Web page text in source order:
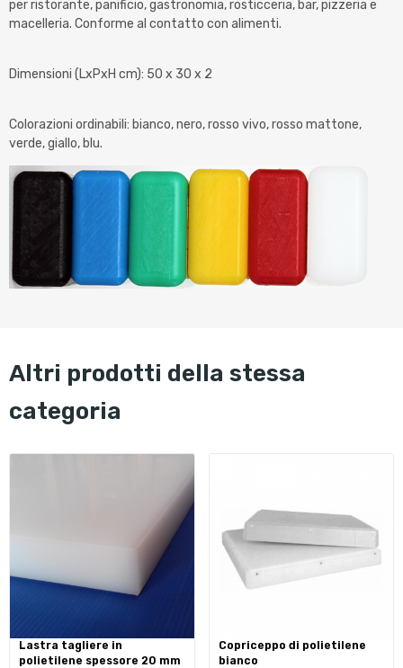
per ristorante, panificio, gastronomia, rosticceria, bar, pizzeria e
macelleria. Conforme al contatto con alimenti.
Dimensioni (LxPxH cm): 50 x 30 x 2
Colorazioni ordinabili: bianco, nero, rosso vivo, rosso mattone,
verde, giallo, blu.
altri prodotti della stessa
categoria
lastra tagliere in
polietilene spessore 20 mm
copriceppo di polietilene
bianco